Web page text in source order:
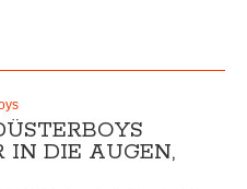
IN DIE AUGEN,